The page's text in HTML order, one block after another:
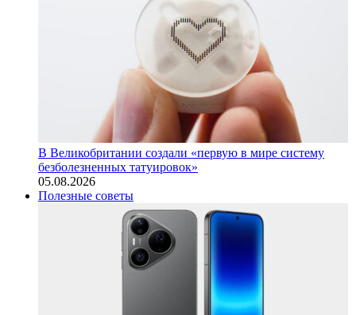
В Великобритании создали «первую в мире систему
безболезненных татуировок»
05.08.2026
Полезные советы